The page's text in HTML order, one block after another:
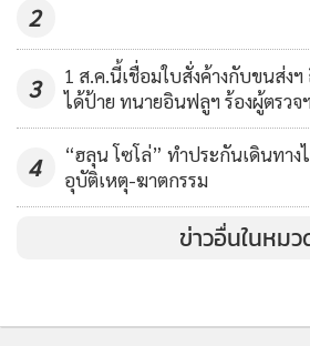
2
3
1 ส.ค.นี้เชื่อมใบสั่งค้างกับขนส่ง
ได้ป้าย ทนายอินฟลูฯ ร้องผู้ตรวจ
4
“ฮลุน โซโล่” ทำประกันเดินทาง
อุบัติเหตุ-ฆาตกรรม
ข่าวอื่นในหม